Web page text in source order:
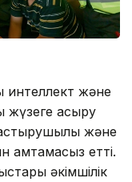
интеллект және
жүзеге асыру
және
қамтамасыз етті.
әкімшілік